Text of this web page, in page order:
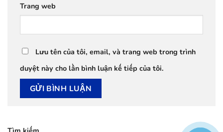
Trang web
Lưu tên của tôi, email, và trang web trong trình
duyệt này cho lần bình luận kế tiếp của tôi.